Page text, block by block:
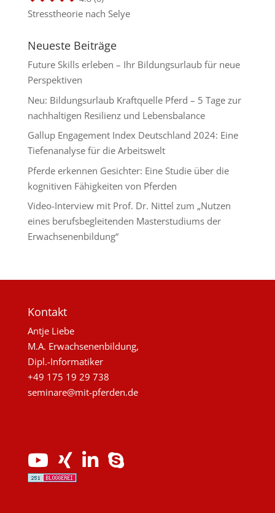
Stresstheorie nach Selye
Neueste Beiträge
Future Skills erleben – Ihr Bildungsurlaub für neue
Perspektiven
Neu: Bildungsurlaub Kraftquelle Pferd – 5 Tage zur
nachhaltigen Resilienz und Lebensbalance
Gallup Engagement Index Deutschland 2024: Eine
Tiefenanalyse für die Arbeitswelt
Pferde erkennen Gesichter: Eine Studie über die
kognitiven Fähigkeiten von Pferden
Video-Interview mit Prof. Dr. Nittel zum „Nutzen
eines berufsbegleitenden Masterstudiums der
Erwachsenenbildung“
Kontakt
Antje Liebe
M.A. Erwachsenenbildung,
Dipl.-Informatiker
+49 175 19 29 738
seminare@mit-pferden.de